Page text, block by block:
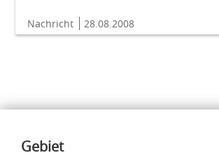
Nachricht 28.08.2008
Inhalte
Gebiet